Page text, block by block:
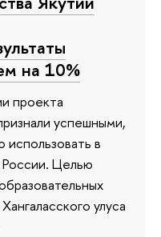
на 10%
проекта
успешными,
в
России. Целью
улуса